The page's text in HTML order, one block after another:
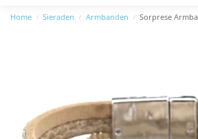
Home / Sieraden / Armbanden / Sorprese Armband